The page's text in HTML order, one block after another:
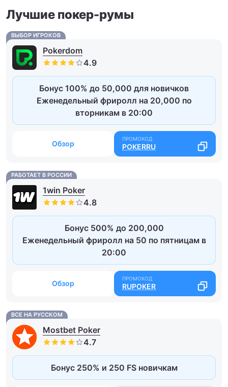
Лучшие покер-румы
ВЫБОР ИГРОКОВ
Pokerdom
Бонус 100% до 50,000 для новичков
Еженедельный фриролл на 20,000 по
вторникам в 20:00
Обзор POKERRU
РАБОТАЕТ В РОССИИ
1win Poker
Бонус 500% до 200,000
Еженедельный фриролл на 50 по пятницам в
20:00
Обзор RUPOKER
ВСЕ НА РУССКОМ
Mostbet Poker
Бонус 250% и 250 FS новичкам